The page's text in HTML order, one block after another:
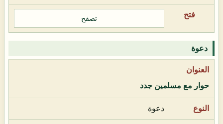
تصفح
دعوة
حوار مع مسلمين جدد
دعوة